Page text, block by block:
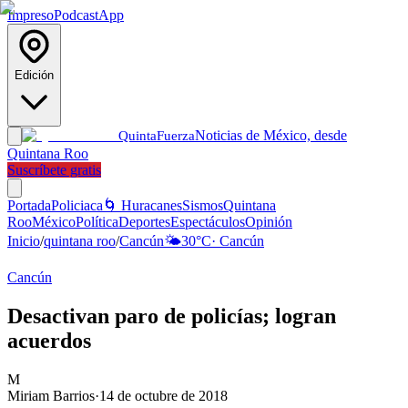
ImpresoPodcastApp
Edición
QuintaFuerzaNoticias de México, desde
Quintana Roo
Suscríbete gratis
PortadaPoliciaca 🌀 HuracanesSismosQuintana
RooMéxicoPolíticaDeportesEspectáculosOpinión
Inicio/quintana roo/Cancún🌤️30°C· Cancún
Cancún
Desactivan paro de policías; logran
acuerdos
M
Miriam Barrios·14 de octubre de 2018